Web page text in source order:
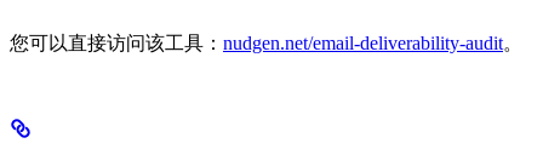
您可以直接访问该工具： nudgen.net/email-deliverability-audit。